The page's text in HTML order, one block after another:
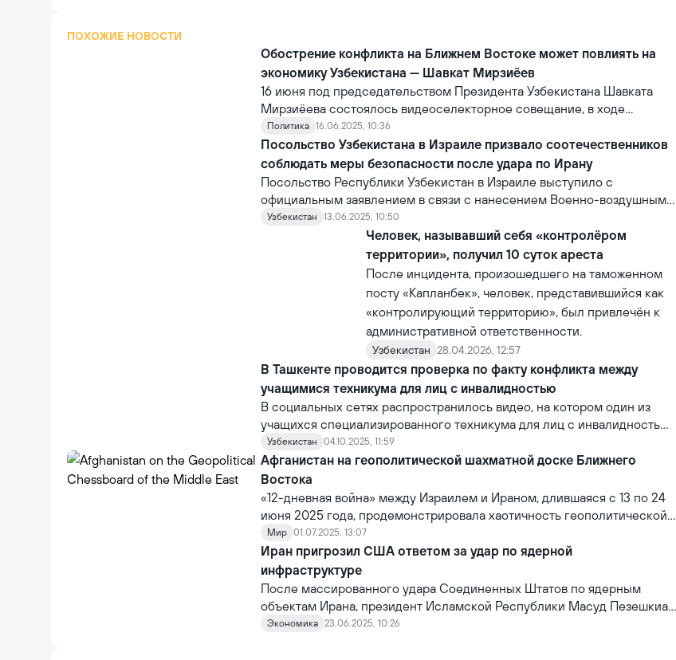
ПОХОЖИЕ НОВОСТИ
Обострение конфликта на Ближнем Востоке может повлиять на
экономику Узбекистана — Шавкат Мирзиёев
16 июня под председательством Президента Узбекистана Шавката
Мирзиёева состоялось видеоселекторное совещание, в ходе
которого глава государства затронул тему обострения конфликта
между Ираном и Израилем. Об этом сообщила пресс-служба
президента.
Политика 16.06.2025, 10:36
Посольство Узбекистана в Израиле призвало соотечественников
соблюдать меры безопасности после удара по Ирану
Посольство Республики Узбекистан в Израиле выступило с
официальным заявлением в связи с нанесением Военно-воздушными
силами Израиля превентивного удара по территории Ирана.
Узбекистан 13.06.2025, 10:50
Человек, называвший себя «контролёром
территории», получил 10 суток ареста
После инцидента, произошедшего на таможенном
посту «Капланбек», человек, представившийся как
«контролирующий территорию», был привлечён к
административной ответственности.
Узбекистан 28.04.2026, 12:57
В Ташкенте проводится проверка по факту конфликта между
учащимися техникума для лиц с инвалидностью
В социальных сетях распространилось видео, на котором один из
учащихся специализированного техникума для лиц с инвалидностью
подвергается избиению. Инцидент привлек внимание
государственных структур.
Узбекистан 04.10.2025, 11:59
Афганистан на геополитической шахматной доске Ближнего
Востока
«12-дневная война» между Израилем и Ираном, длившаяся с 13 по 24
июня 2025 года, продемонстрировала хаотичность геополитической
ситуации на Ближнем Востоке, ожесточённую борьбу за
региональное лидерство и актуальность выбора стороны для стран
региона. Ближний Восток уникален: каждая фигура на шахматной
доске играет деликатную роль, используются неожиданные ходы и
манёвры.
Мир 01.07.2025, 13:07
Иран пригрозил США ответом за удар по ядерной
инфраструктуре
После массированного удара Соединенных Штатов по ядерным
объектам Ирана, президент Исламской Республики Масуд Пезешкиан
заявил, что Тегеран даст соответствующий ответ. Об этом сообщает
Экономика 23.06.2025, 10:26